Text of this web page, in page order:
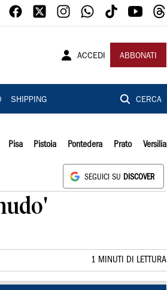
ACCEDI ABBONATI
SHIPPING CERCA
Pisa Pistoia Pontedera Prato Versilia
SEGUICI SU DISCOVER
1 MINUTI DI LETTURA